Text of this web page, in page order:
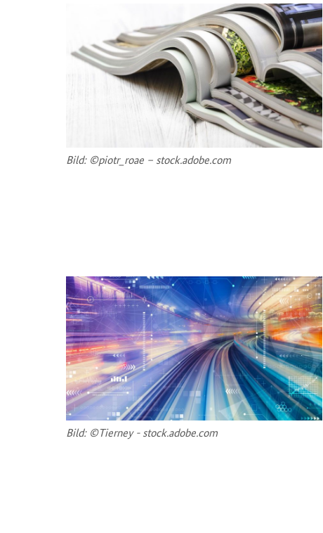
Bild: ©piotr_roae – stock.adobe.com
Bild: ©Tier­ney - stock.adobe.com